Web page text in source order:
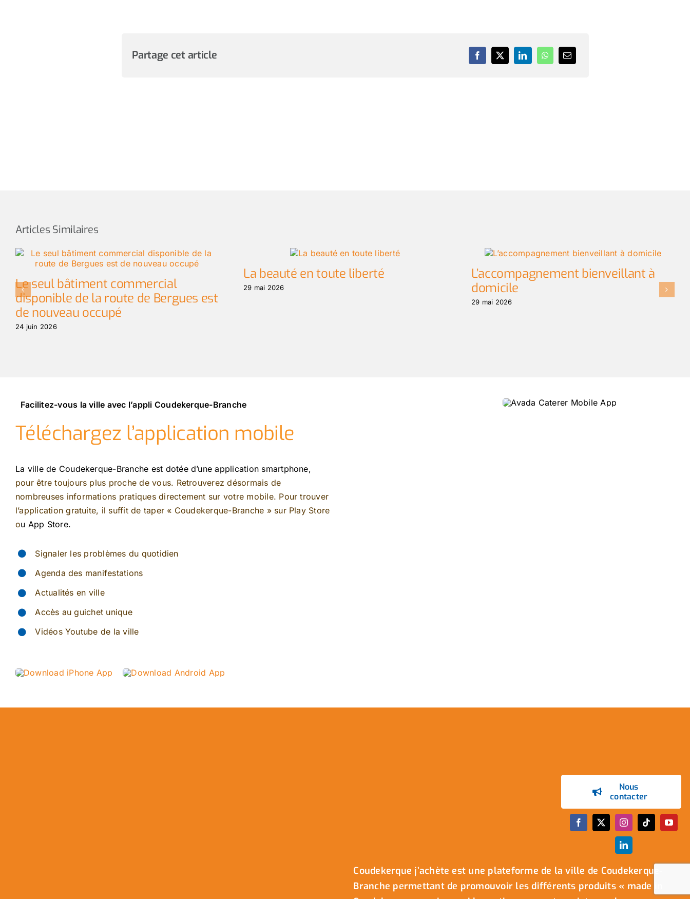
Partage cet article
Articles Similaires
Le seul bâtiment commercial
disponible de la route de Bergues est
de nouveau occupé
24 juin 2026
La beauté en toute liberté
29 mai 2026
L’accompagnement bienveillant à
domicile
29 mai 2026
Facilitez-vous la ville avec l’appli Coudekerque-Branche
Téléchargez l’application mobile
La ville de Coudekerque-Branche est dotée d’une application smartphone,
pour être toujours plus proche de vous. Retrouverez désormais de
nombreuses informations pratiques directement sur votre mobile. Pour trouver
l’application gratuite, il suffit de taper « Coudekerque-Branche »sur Play Store
ou App Store.
Signaler les problèmes du quotidien
Agenda des manifestations
Actualités en ville
Accès au guichet unique
Vidéos Youtube de la ville
Nous
contacter
Coudekerque j’achète est une plateforme de la ville de Coudekerque-
Branche permettant de promouvoir les différents produits « made in